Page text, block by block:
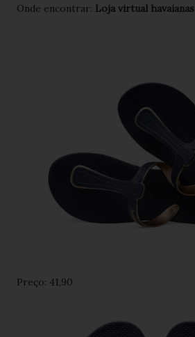
Onde encontrar: Loja virtual havaianas
Preço: 41,90